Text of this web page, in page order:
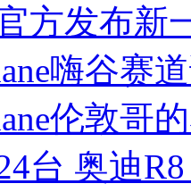
方发布新
嗨谷赛
伦敦哥
台 奥迪